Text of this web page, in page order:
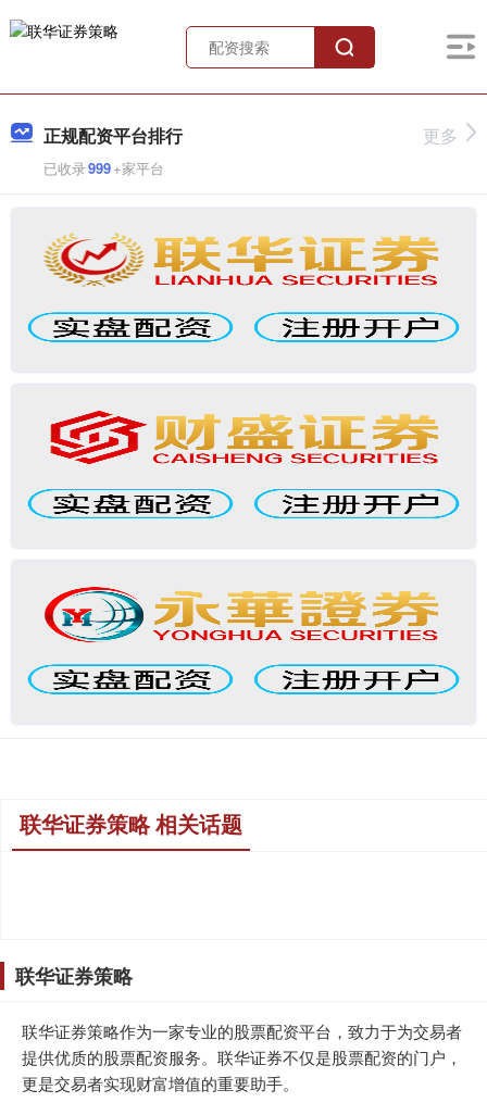
正规配资平台排行
已收录999+家平台
更多
联华证券策略 相关话题
联华证券策略
联华证券策略作为一家专业的股票配资平台，致力于为交易者
提供优质的股票配资服务。联华证券不仅是股票配资的门户，
更是交易者实现财富增值的重要助手。